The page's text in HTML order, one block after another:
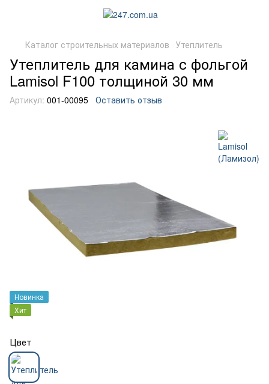
Каталог строительных материалов Утеплитель
Утеплитель для камина с фольгой
Lamisol F100 толщиной 30 мм
Артикул: 001-00095 Оставить отзыв
Новинка
Хит
Цвет